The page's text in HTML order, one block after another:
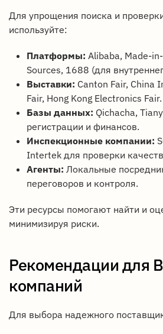
Для упрощения поиска и
используйте:
Платформы: Alibaba, Made-
Sources, 1688 (для
Выставки: Canton Fair, China
Fair, Hong Kong Electronics Fair.
Базы данных: Qichacha,
регистрации и финансов.
Инспекционные компании:
Intertek для проверки
Агенты: Локальные
переговоров и контроля.
Эти ресурсы помогают найти и
минимизируя риски.
Рекомендации для
компаний
Для выбора надежного